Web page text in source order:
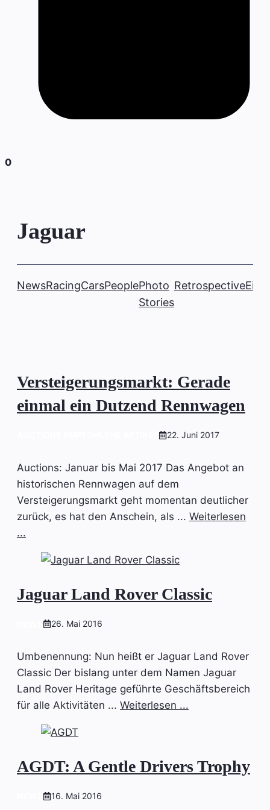
0
Jaguar
NewsRacingCarsPeoplePhoto
Stories
Retrospective
Versteigerungsmarkt: Gerade
einmal ein Dutzend Rennwagen
22. Juni 2017
Auctions: Januar bis Mai 2017 Das Angebot an
historischen Rennwagen auf dem
Versteigerungsmarkt geht momentan deutlicher
zurück, es hat den Anschein, als ... Weiterlesen
...
Jaguar Land Rover Classic
26. Mai 2016
Umbenennung: Nun heißt er Jaguar Land Rover
Classic Der bislang unter dem Namen Jaguar
Land Rover Heritage geführte Geschäftsbereich
für alle Aktivitäten ... Weiterlesen ...
AGDT: A Gentle Drivers Trophy
16. Mai 2016